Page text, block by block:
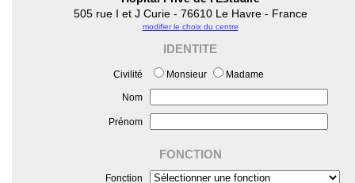
505 rue I et J Curie - 76610 Le Havre - France
modifier le choix du centre
IDENTITE
Civilité Monsieur Madame
Nom
Prénom
FONCTION
Fonction